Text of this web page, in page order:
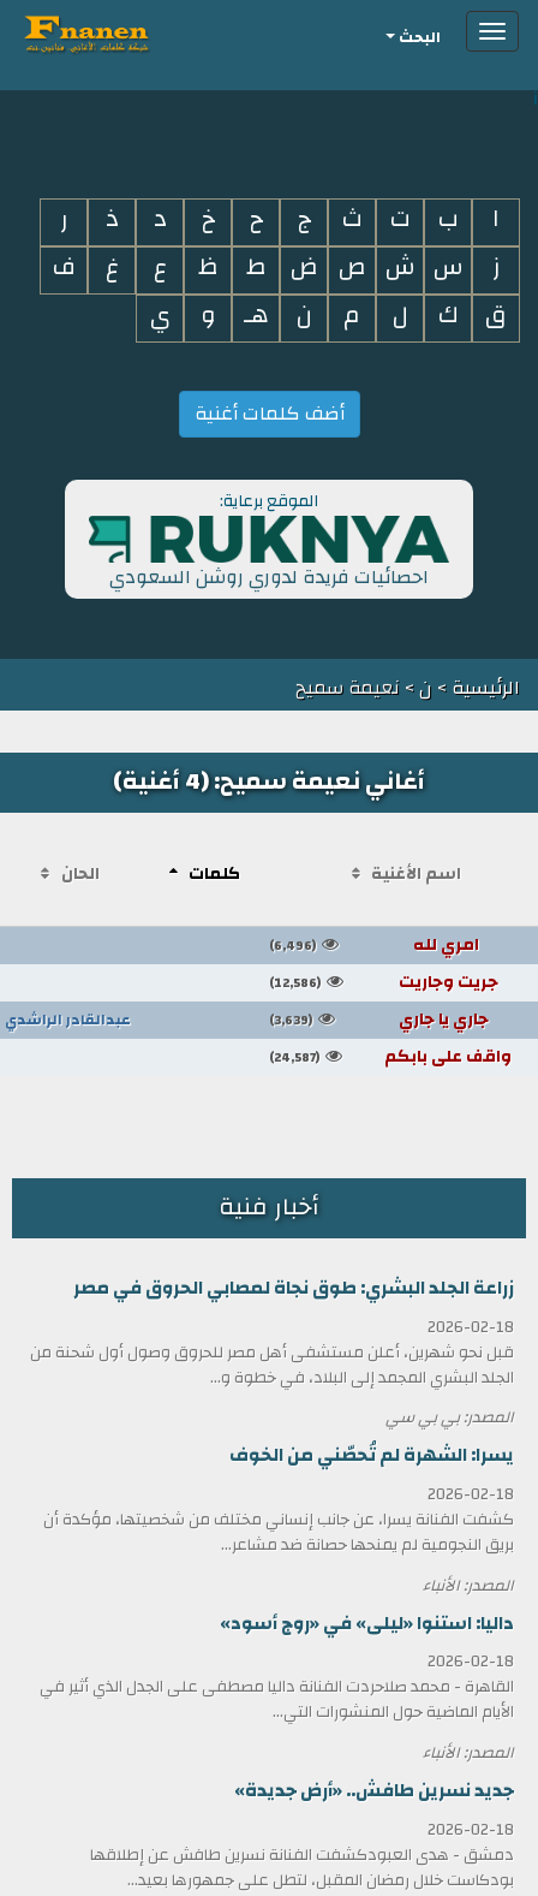
i
Toggleالبحث
ا ب ت ث ج ح خ د ذ
ر
ز
س ش ص ض ط ظ ع غ
ف
ق
ك ل م ن هـ و ي
أضف كلمات أغنية
الموقع برعاية:
احصائيات فريدة لدوري روشن السعودي
الرئيسية> ن> نعيمة سميح
أغاني نعيمة سميح: (4 أغنية)
اسم الأغنية كلمات الحان
امري لله (6,496)
جريت وجاريت (12,586)
جاري يا جاري (3,639) عبدالقادر الراشدي
واقف على بابكم (24,587)
أخبار فنية
زراعة الجلد البشري: طوق نجاة لمصابي الحروق في مصر
2026-02-18
قبل نحو شهرين، أعلن مستشفى أهل مصر للحروق وصول أول شحنة من
الجلد البشري المجمد إلى البلاد، في خطوة و...
المصدر: بي بي سي
يسرا: الشهرة لم تُحصّني من الخوف
2026-02-18
كشفت الفنانة يسرا، عن جانب إنساني مختلف من شخصيتها، مؤكدة أن
بريق النجومية لم يمنحها حصانة ضد مشاعر...
المصدر: الأنباء
داليا: استنوا «ليلى» في «روج أسود»
2026-02-18
القاهرة - محمد صلاحردت الفنانة داليا مصطفى على الجدل الذي أثير في
الأيام الماضية حول المنشورات التي...
المصدر: الأنباء
جديد نسرين طافش.. «أرض جديدة»
2026-02-18
دمشق - هدى العبودكشفت الفنانة نسرين طافش عن إطلاقها
بودكاست خلال رمضان المقبل، لتطل على جمهورها بعيد...